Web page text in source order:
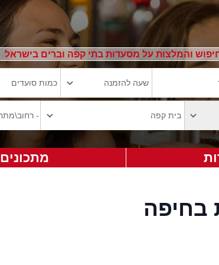
והמלצות על מסעדות בתי קפה וברים בישראל
מתכונים
בחיפה